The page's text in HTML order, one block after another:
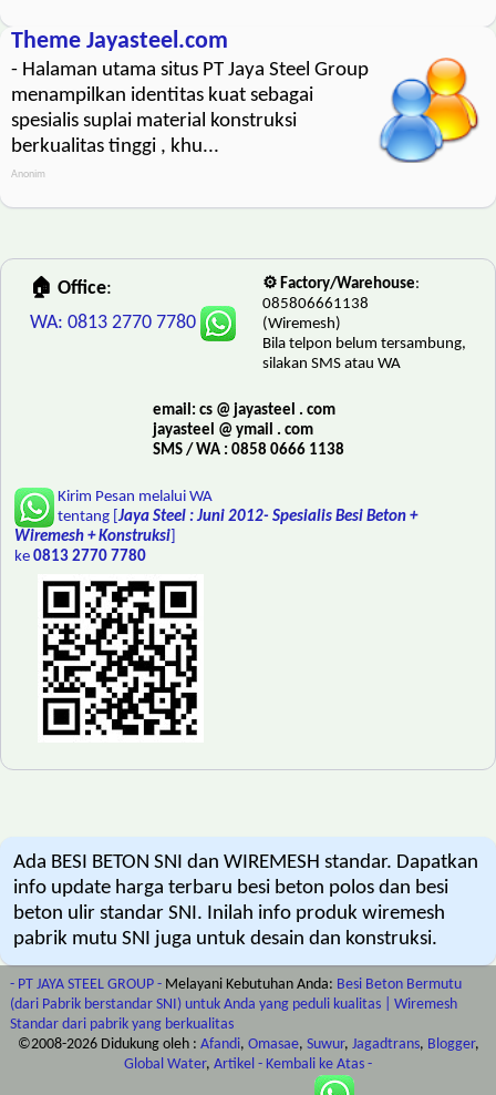
Theme Jayasteel.com
- Halaman utama situs PT Jaya Steel Group
menampilkan identitas kuat sebagai
spesialis suplai material konstruksi
berkualitas tinggi , khu...
Anonim
🏠 Office:
WA: 0813 2770 7780
⚙️ Factory/Warehouse:
085806661138
(Wiremesh)
Bila telpon belum tersambung,
silakan SMS atau WA
email: cs @ jayasteel . com
jayasteel @ ymail . com
SMS / WA : 0858 0666 1138
Kirim Pesan melalui WA
tentang [Jaya Steel : Juni 2012- Spesialis Besi Beton +
Wiremesh + Konstruksi
ke 0813 2770 7780
Ada BESI BETON SNI dan WIREMESH standar. Dapatkan
info update harga terbaru besi beton polos dan besi
beton ulir standar SNI. Inilah info produk wiremesh
pabrik mutu SNI juga untuk desain dan konstruksi.
- PT JAYA STEEL GROUP - Melayani Kebutuhan Anda: Besi Beton Bermutu
(dari Pabrik berstandar SNI) untuk Anda yang peduli kualitas | Wiremesh
Standar dari pabrik yang berkualitas
©2008-2026Didukung oleh : Afandi, Omasae, Suwur, Jagadtrans, Blogger,
Global Water, Artikel - Kembali ke Atas -